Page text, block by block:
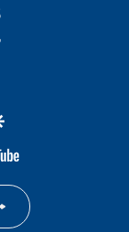
google
youtube-